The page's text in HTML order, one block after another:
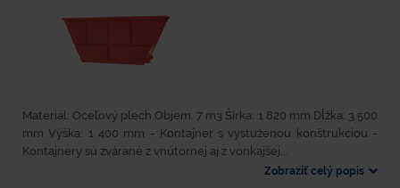
Materiál: Oceľový plech Objem: 7 m3 Šírka: 1 820 mm Dĺžka: 3 500
mm Výška: 1 400 mm - Kontajner s vystuženou konštrukciou -
Kontajnery sú zvárané z vnútornej aj z vonkajšej...
Zobraziť celý popis